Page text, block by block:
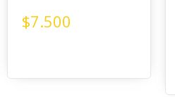
$7.500